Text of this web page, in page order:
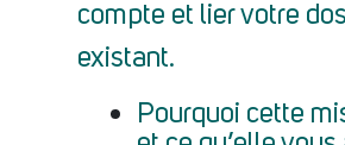
compte et lier votre
existant.
Pourquoi cette